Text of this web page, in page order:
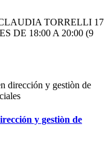
TORRELLI 17
DE 18:00 A 20:00 (9
y gestiòn de